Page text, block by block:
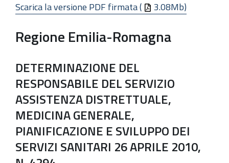
Scarica la versione PDF firmata ( 3.08Mb)
Regione Emilia-Romagna
DETERMINAZIONE DEL
RESPONSABILE DEL SERVIZIO
ASSISTENZA DISTRETTUALE,
MEDICINA GENERALE,
PIANIFICAZIONE E SVILUPPO DEI
SERVIZI SANITARI 26 APRILE 2010,